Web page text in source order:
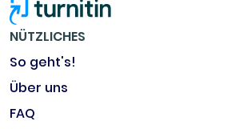
NÜTZLICHES
So geht's!
Über uns
FAQ